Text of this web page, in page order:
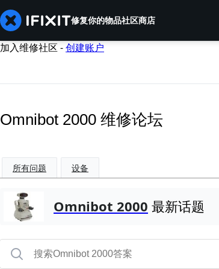
修复你的物品社区商店
加入维修社区 -创建账户
Omnibot 2000 维修论坛
所有问题 设备
Omnibot 2000 最新话题